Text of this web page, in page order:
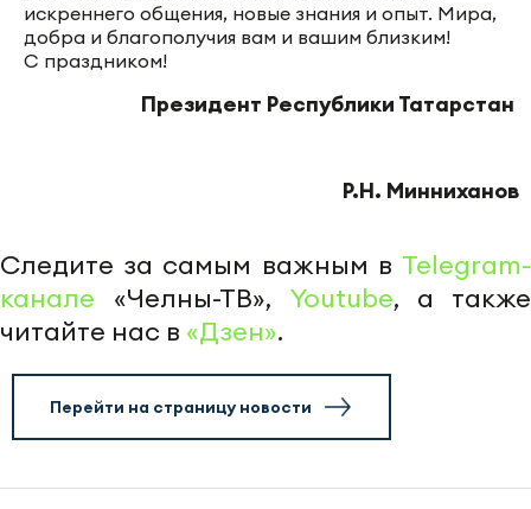
искреннего общения, новые знания и опыт. Мира,
добра и благополучия вам и вашим близким!
С праздником!
Президент Республики Татарстан
Р.Н. Минниханов
Следите за самым важным в Telegram-
канале «Челны-ТВ», Youtube, а также
читайте нас в «Дзен».
Перейти на страницу новости